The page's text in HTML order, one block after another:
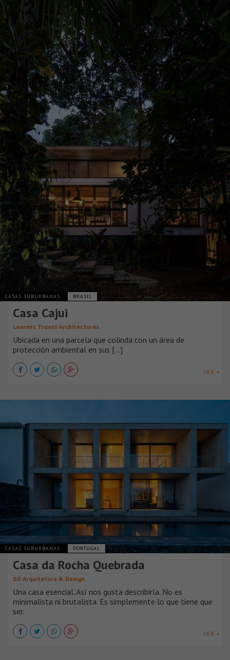
CASAS SUBURBANAS BRASIL
Casa Cajui
Laurent Troost Architectures
Ubicada en una parcela que colinda con un área de
protección ambiental en sus [...]
VER +
CASAS SUBURBANAS PORTUGAL
Casa da Rocha Quebrada
SO Arquitetura & Design
Una casa esencial. Así nos gusta describirla. No es
minimalista ni brutalista. Es simplemente lo que tiene que
ser.
VER +